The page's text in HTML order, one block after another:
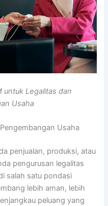
untuk Legalitas dan
Usaha
Usaha
penjualan, produksi, atau
pengurusan legalitas
salah satu pondasi
lebih aman, lebih
peluang yang